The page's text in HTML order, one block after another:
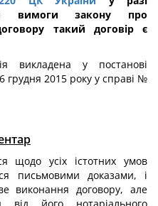
вимоги закону про
такий договір є
викладена у постанові
грудня 2015 року у справі №
щодо усіх істотних умов
письмовими доказами, і
виконання договору, але